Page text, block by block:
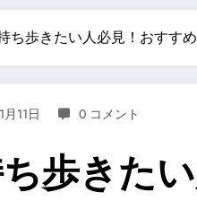
ち歩きたい人必見！おすす
11日 0 コメント
歩きた